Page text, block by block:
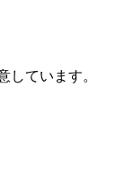
しています。